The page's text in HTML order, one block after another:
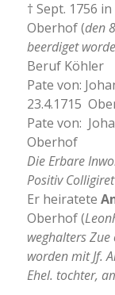
† Sept. 1756
Oberhof (den
beerdiget
Beruf Köhler
Pate von:
23.4.1715
Pate von:
Oberhof
Die Erbare
Positiv
Er heiratete
Oberhof (
weghalters
worden mit Jf.
Ehel. tochter,